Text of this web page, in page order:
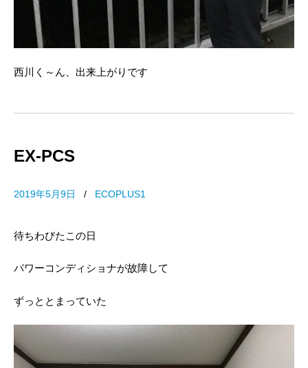
西川く～ん、出来上がりです
EX-PCS
2019年5月9日 / ECOPLUS1
待ちわびたこの日
パワーコンディショナが故障して
ずっととまっていた